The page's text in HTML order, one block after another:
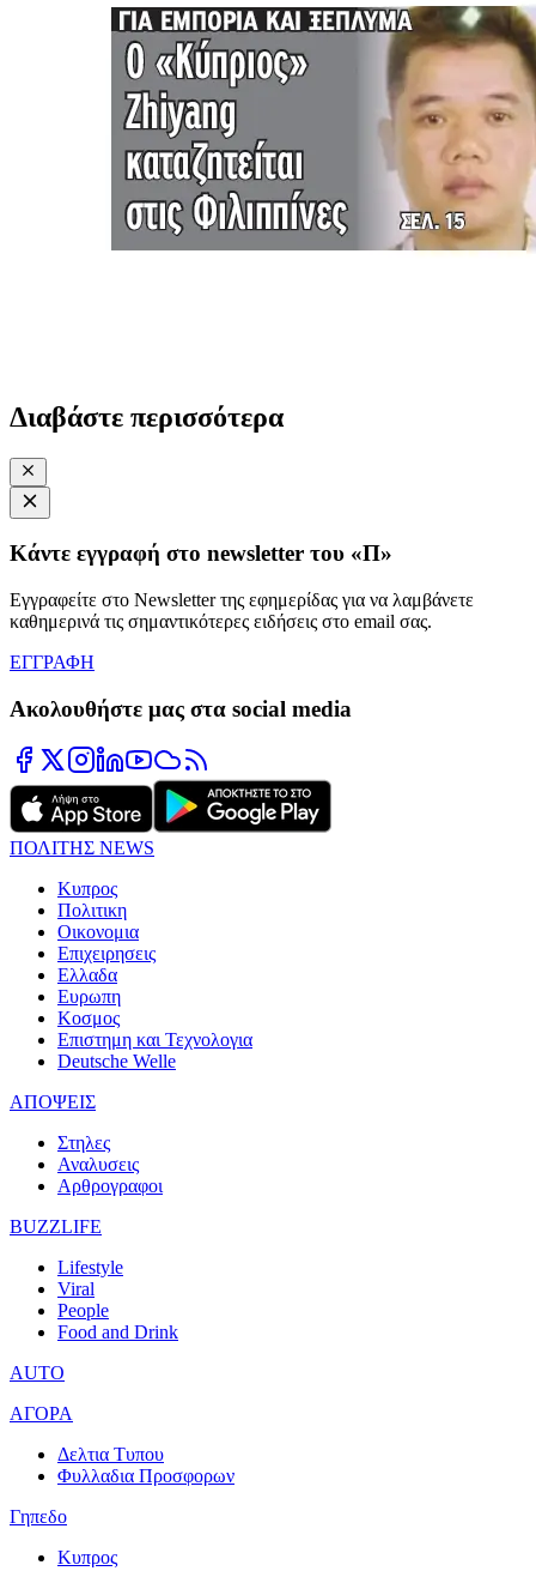
Διαβάστε περισσότερα
Κάντε εγγραφή στο newsletter του «Π»
Εγγραφείτε στο Newsletter της εφημερίδας για να λαμβάνετε
καθημερινά τις σημαντικότερες ειδήσεις στο email σας.
ΕΓΓΡΑΦΗ
Ακολουθήστε μας στα social media
ΠΟΛΙΤΗΣ NEWS
Κυπρος
Πολιτικη
Οικονομια
Επιχειρησεις
Ελλαδα
Ευρωπη
Κοσμος
Επιστημη και Τεχνολογια
Deutsche Welle
ΑΠΟΨΕΙΣ
Στηλες
Αναλυσεις
Αρθρογραφοι
BUZZLIFE
Lifestyle
Viral
People
Food and Drink
AUTO
ΑΓΟΡΑ
Δελτια Τυπου
Φυλλαδια Προσφορων
Γηπεδο
Κυπρος